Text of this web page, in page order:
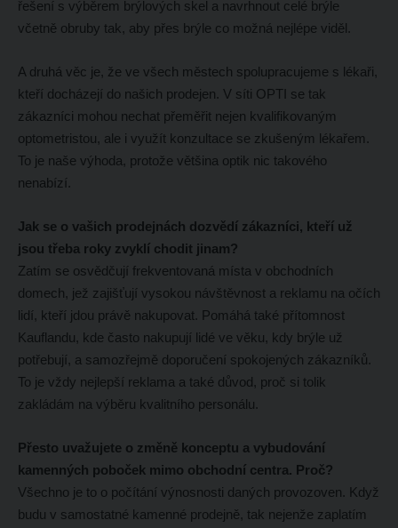
řešení s výběrem brýlových skel a navrhnout celé brýle
včetně obruby tak, aby přes brýle co možná nejlépe viděl.
A druhá věc je, že ve všech městech spolupracujeme s lékaři,
kteří docházejí do našich prodejen. V síti OPTI se tak
zákazníci mohou nechat přeměřit nejen kvalifikovaným
optometristou, ale i využít konzultace se zkušeným lékařem.
To je naše výhoda, protože většina optik nic takového
nenabízí.
Jak se o vašich prodejnách dozvědí zákazníci, kteří už
jsou třeba roky zvyklí chodit jinam?
Zatím se osvědčují frekventovaná místa v obchodních
domech, jež zajišťují vysokou návštěvnost a reklamu na očích
lidí, kteří jdou právě nakupovat. Pomáhá také přítomnost
Kauflandu, kde často nakupují lidé ve věku, kdy brýle už
potřebují, a samozřejmě doporučení spokojených zákazníků.
To je vždy nejlepší reklama a také důvod, proč si tolik
zakládám na výběru kvalitního personálu.
Přesto uvažujete o změně konceptu a vybudování
kamenných poboček mimo obchodní centra. Proč?
Všechno je to o počítání výnosnosti daných provozoven. Když
budu v samostatné kamenné prodejně, tak nejenže zaplatím